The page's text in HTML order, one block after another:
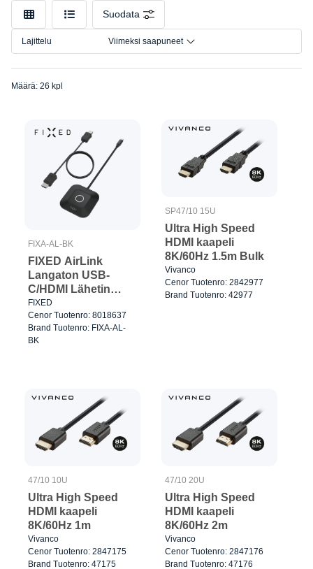
Scart
Malli
Liitäntä
Suodata
Lajittelu Viimeksi saapuneet
Määrä: 26 kpl
FIXA-AL-BK
FIXED AirLink
Langaton USB-
C/HDMI Lähetin
Musta
FIXED
Cenor Tuotenro: 8018637
Brand Tuotenro: FIXA-AL-
BK
SP47/10 15U
Ultra High Speed
HDMI kaapeli
8K/60Hz 1.5m Bulk
Vivanco
Cenor Tuotenro: 2842977
Brand Tuotenro: 42977
47/10 10U
Ultra High Speed
HDMI kaapeli
8K/60Hz 1m
Vivanco
Cenor Tuotenro: 2847175
Brand Tuotenro: 47175
47/10 20U
Ultra High Speed
HDMI kaapeli
8K/60Hz 2m
Vivanco
Cenor Tuotenro: 2847176
Brand Tuotenro: 47176